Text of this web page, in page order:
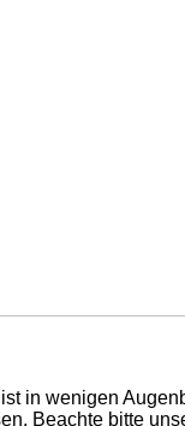
in wenigen
Beachte bitte